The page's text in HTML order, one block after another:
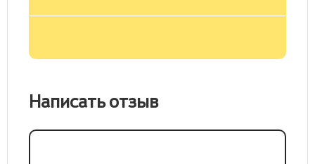
Написать отзыв